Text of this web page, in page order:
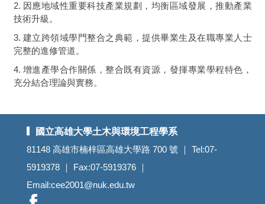
2. 因應地域性重要科技產業規劃，均衡區域發展，推動產業
技術升級。
3. 建立跨領域學門整合之典範，提供畢業生及在職專業人士
完整的進修管道。
4. 增進產學合作關係，整合既有資源，發揮專業學程特色，
充分結合理論與實務。
國立高雄大學土木與環境工程學系
81148 高雄市楠梓區高雄大學路 700 號 ｜ Tel:07-
5919378 ｜ Fax:07-5919376 ｜
Email:cee2001@nuk.edu.tw